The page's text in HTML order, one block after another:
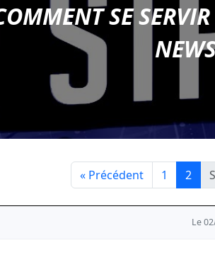
SE
« Précédent 1 2
Le